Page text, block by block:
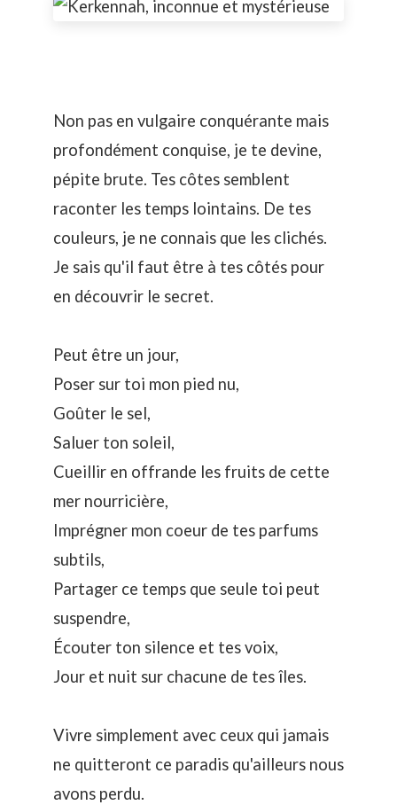
Non pas en vulgaire conquérante mais
profondément conquise, je te devine,
pépite brute. Tes côtes semblent
raconter les temps lointains. De tes
couleurs, je ne connais que les clichés.
Je sais qu'il faut être à tes côtés pour
en découvrir le secret.
Peut être un jour,
Poser sur toi mon pied nu,
Goûter le sel,
Saluer ton soleil,
Cueillir en offrande les fruits de cette
mer nourricière,
Imprégner mon coeur de tes parfums
subtils,
Partager ce temps que seule toi peut
suspendre,
Écouter ton silence et tes voix,
Jour et nuit sur chacune de tes îles.
Vivre simplement avec ceux qui jamais
ne quitteront ce paradis qu'ailleurs nous
avons perdu.